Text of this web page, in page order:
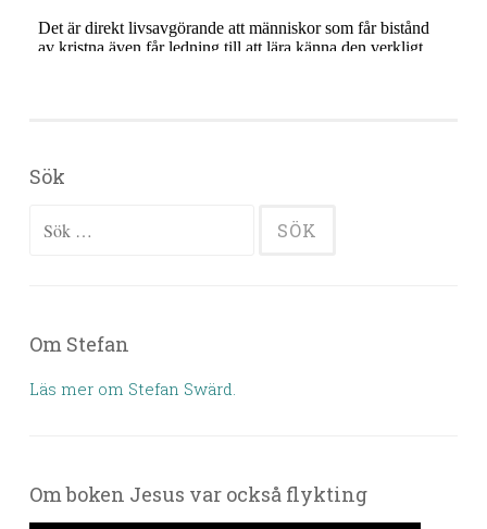
Sök
Sök efter:
Om Stefan
Läs mer om Stefan Swärd.
Om boken Jesus var också flykting